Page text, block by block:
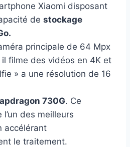
Xiaomi disposant
de stockage
principale de 64 Mpx
filme des vidéos en 4K et
» a une résolution de 16
730G. Ce
des meilleurs
accélérant
le traitement.